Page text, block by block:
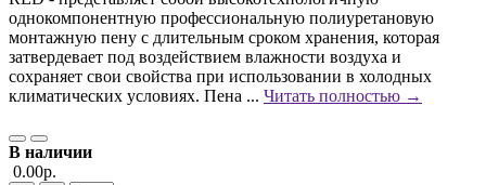
однокомпонентную профессиональную полиуретановую
монтажную пену с длительным сроком хранения, которая
затвердевает под воздействием влажности воздуха и
сохраняет свои свойства при использовании в холодных
климатических условиях. Пена ... Читать полностью →
В наличии
0.00р.